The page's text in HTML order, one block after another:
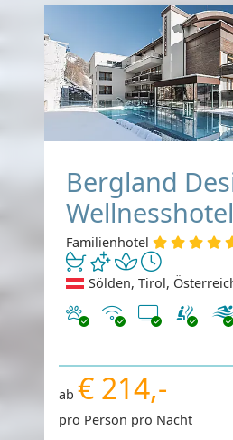
Bergland
Familienhotel
Sölden, Tirol,
Haustiere erlaubt
Internet
TV
ab € 214,-
pro Person pro Nacht